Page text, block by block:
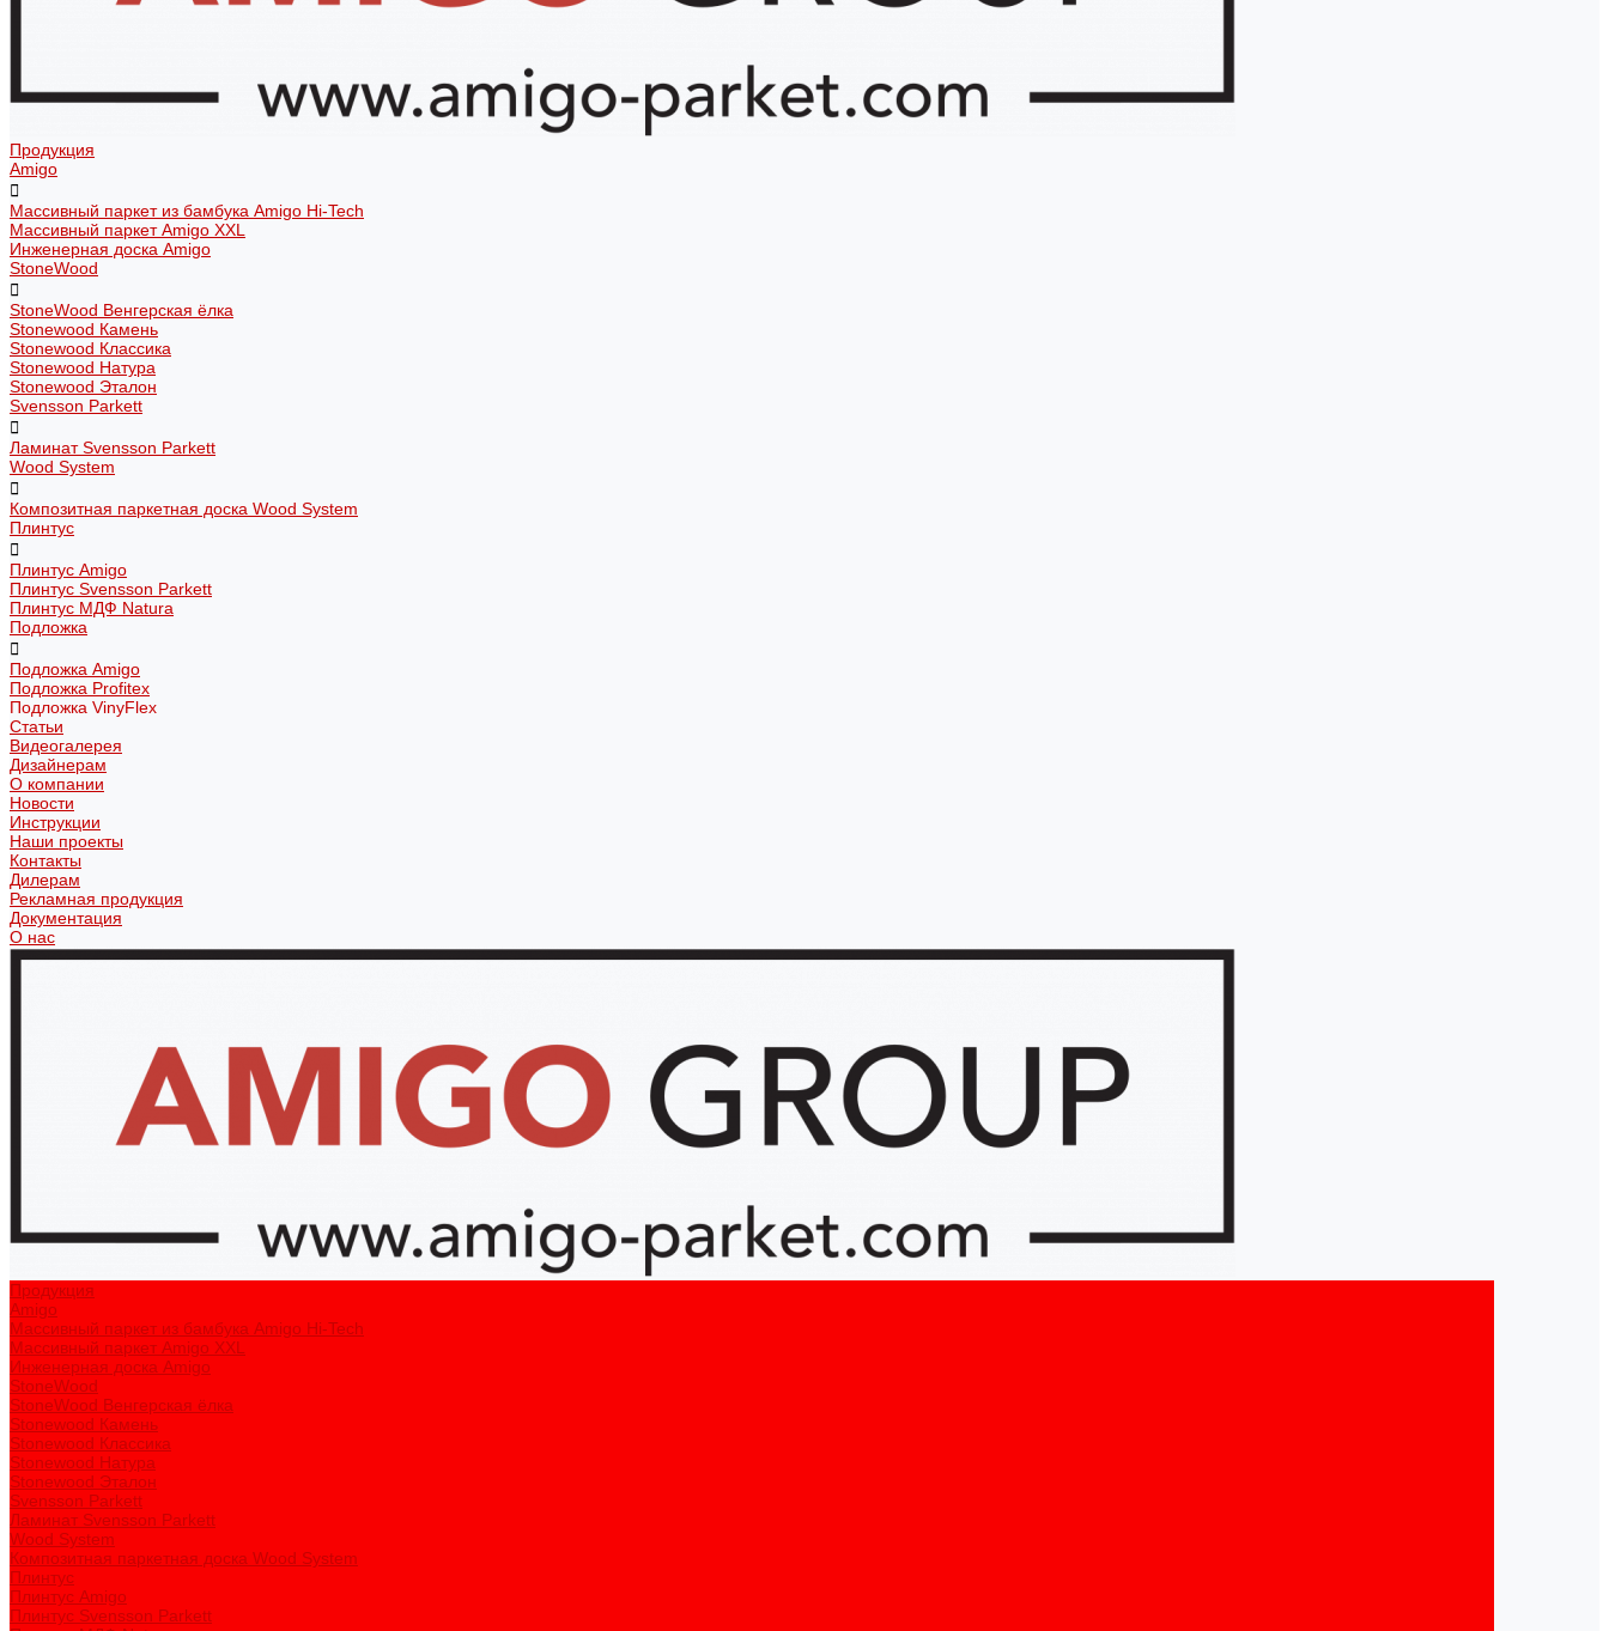
Продукция
Amigo
Массивный паркет из бамбука Amigo Hi-Tech
Массивный паркет Amigo XXL
Инженерная доска Amigo
StoneWood
StoneWood Венгерская ёлка
Stonewood Камень
Stonewood Классика
Stonewood Натура
Stonewood Эталон
Svensson Parkett
Ламинат Svensson Parkett
Wood System
Композитная паркетная доска Wood System
Плинтус
Плинтус Amigo
Плинтус Svensson Parkett
Плинтус МДФ Natura
Подложка
Подложка Amigo
Подложка Profitex
Подложка VinyFlex
Статьи
Видеогалерея
Дизайнерам
О компании
Новости
Инструкции
Наши проекты
Контакты
Дилерам
Рекламная продукция
Документация
О нас
Продукция
Amigo
Массивный паркет из бамбука Amigo Hi-Tech
Массивный паркет Amigo XXL
Инженерная доска Amigo
StoneWood
StoneWood Венгерская ёлка
Stonewood Камень
Stonewood Классика
Stonewood Натура
Stonewood Эталон
Svensson Parkett
Ламинат Svensson Parkett
Wood System
Композитная паркетная доска Wood System
Плинтус
Плинтус Amigo
Плинтус Svensson Parkett